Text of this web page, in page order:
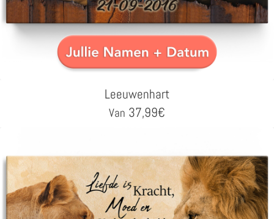
Leeuwenhart
Van 37,99€